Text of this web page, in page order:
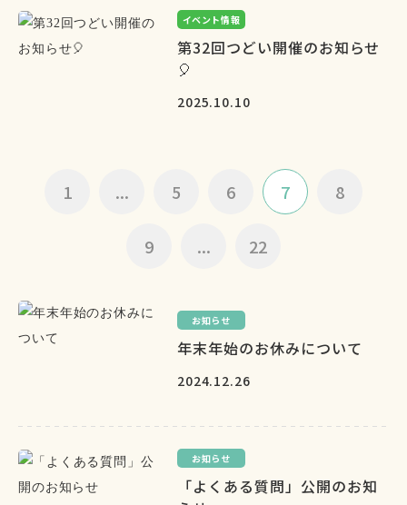
イベント情報
第32回つどい開催のお知らせ
🎈
2025.10.10
1 ... 5 6 7 8
9 ... 22
お知らせ
年末年始のお休みについて
2024.12.26
お知らせ
「よくある質問」公開のお知